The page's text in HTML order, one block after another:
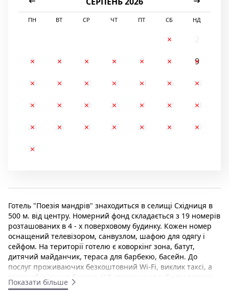
ПН ВТ СР ЧТ ПТ СБ НД
1
3
4 5 6 7 8
9
10
11 12 13 14 15
16
17
18 19 20 21 22
23
24
25 26 27 28 29
30
31
Готель "Поезія мандрів" знаходиться в селищі Східниця в
500 м. від центру. Номерний фонд складається з 19 номерів
розташованих в 4 - х поверховому будинку. Кожен номер
оснащений телевізором, санвузлом, шафою для одягу і
сейфом. На території готелю є коворкінг зона, батут,
дитячий майданчик, тераса для барбекю, басейн. До
послуг проживаючих безкоштовний Wi-Fi, виклик таксі, а
також зберігання багажа. У 5 хвилинах ходьби від готелю
знаходяться різноманітні магазини і кафе. Відстань від
Показати більше